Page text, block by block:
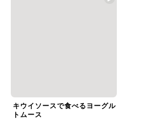
キウイソースで食べるヨーグル
トムース